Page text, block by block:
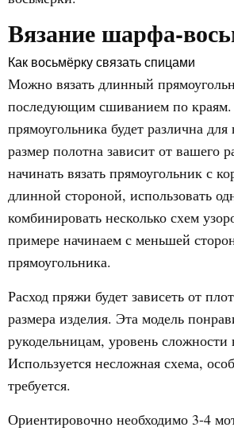
Вязание шарфа-
Как восьмёрку связать спицами
Можно вязать длинный
последующим сшиванием по
прямоугольника будет различна
размер полотна зависит от вашего
начинать вязать прямоугольник с
длинной стороной, использовать
комбинировать несколько схем
примере начинаем с меньшей
прямоугольника.
Расход пряжи будет зависеть от
размера изделия. Эта модель
рукодельницам, уровень сложности
Используется несложная схема,
требуется.
Ориентировочно необходимо 3-4